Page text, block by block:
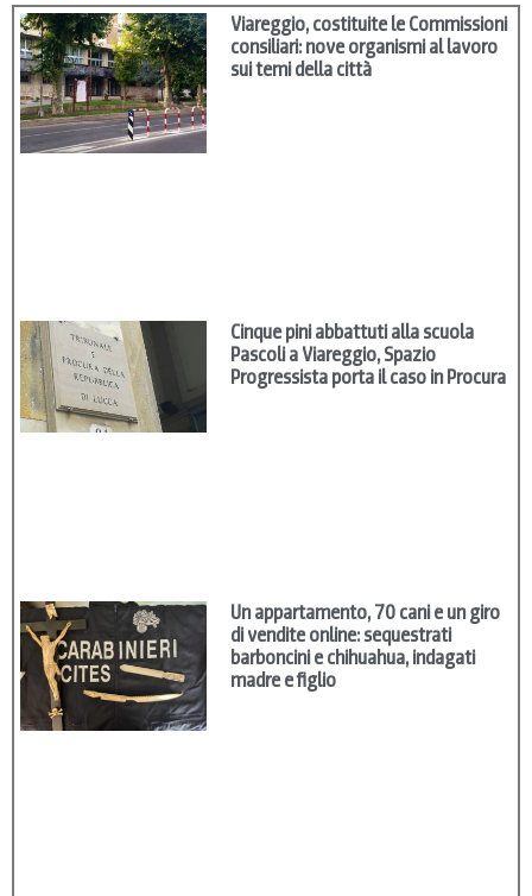
Viareggio, costituite le Commissioni
consiliari: nove organismi al lavoro
sui temi della città
Cinque pini abbattuti alla scuola
Pascoli a Viareggio, Spazio
Progressista porta il caso in Procura
Un appartamento, 70 cani e un giro
di vendite online: sequestrati
barboncini e chihuahua, indagati
madre e figlio